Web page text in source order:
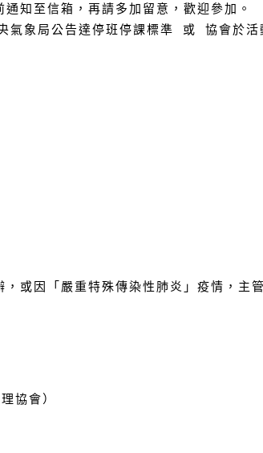
知至信箱，再請多加留意，歡迎參加。
氣象局公告達停班停課標準 或 協會於
或因「嚴重特殊傳染性肺炎」疫情，主
協會）